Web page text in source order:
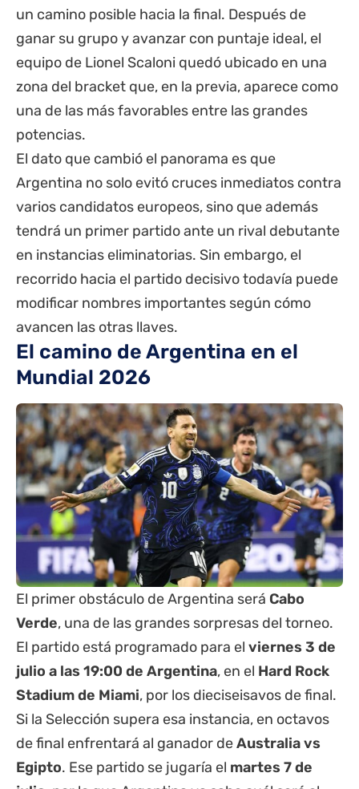
un camino posible hacia la final. Después de
ganar su grupo y avanzar con puntaje ideal, el
equipo de Lionel Scaloni quedó ubicado en una
zona del bracket que, en la previa, aparece como
una de las más favorables entre las grandes
potencias.
El dato que cambió el panorama es que
Argentina no solo evitó cruces inmediatos contra
varios candidatos europeos, sino que además
tendrá un primer partido ante un rival debutante
en instancias eliminatorias. Sin embargo, el
recorrido hacia el partido decisivo todavía puede
modificar nombres importantes según cómo
avancen las otras llaves.
El camino de Argentina en el
Mundial 2026
El primer obstáculo de Argentina será Cabo
Verde, una de las grandes sorpresas del torneo.
El partido está programado para el viernes 3 de
julio a las 19:00 de Argentina, en el Hard Rock
Stadium de Miami, por los dieciseisavos de final.
Si la Selección supera esa instancia, en octavos
de final enfrentará al ganador deAustralia vs
Egipto. Ese partido se jugaría el martes 7 de